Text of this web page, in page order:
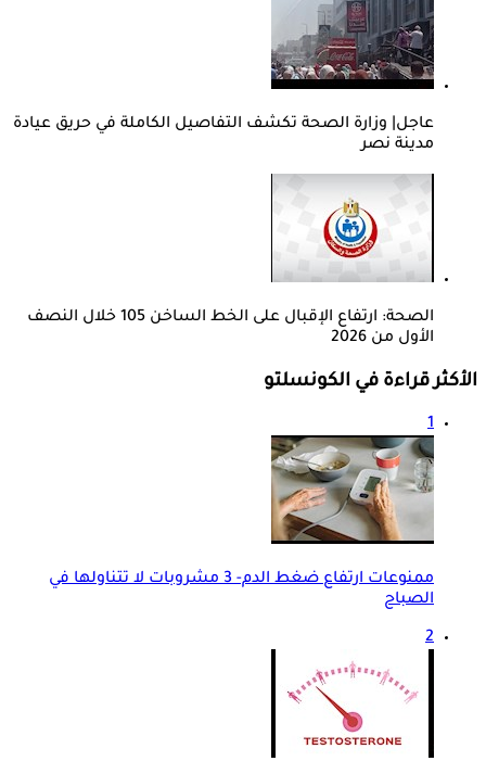
عاجل| وزارة الصحة تكشف التفاصيل الكاملة في حريق عيادة
مدينة نصر
الصحة: ارتفاع الإقبال على الخط الساخن 105 خلال النصف
الأول من 2026
الأكثر قراءة في الكونسلتو
1
ممنوعات ارتفاع ضغط الدم- 3 مشروبات لا تتناولها في
الصباح
2